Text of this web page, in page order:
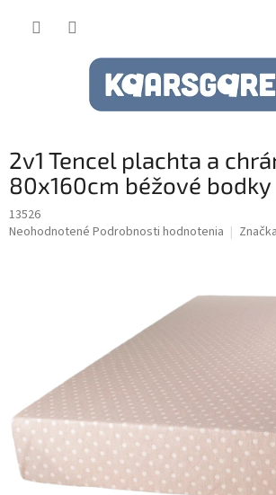
2v1 Tencel plachta a
80x160cm béžové bodky
13526
Priemerné
Neohodnotené Podrobnosti hodnotenia